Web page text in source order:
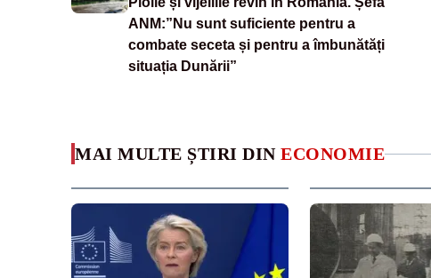
ANM:”Nu sunt suficiente pentru a
combate seceta și pentru a îmbunătăți
situația Dunării”
MAI MULTE ȘTIRI DIN ECONOMIE